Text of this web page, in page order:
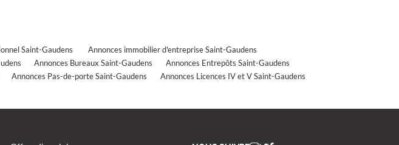
Saint-Gaudens
Annonces immobilier d'entreprise Saint-Gaudens
Annonces Bureaux Saint-Gaudens
Annonces Entrepôts Saint-Gaudens
Annonces Pas-de-porte Saint-Gaudens Annonces Licences IV et V Saint-Gaudens